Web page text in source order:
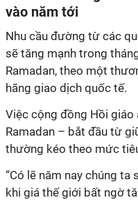
vào năm tới
Nhu cầu đường từ các
sẽ tăng mạnh trong
Ramadan, theo một
hãng giao dịch quốc tế.
Việc cộng đồng Hồi
Ramadan – bắt đầu từ
thường kéo theo mức
“Có lẽ năm nay chúng ta
khi giá thế giới bất ngờ